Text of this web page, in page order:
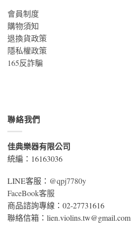
會員制度
購物須知
退換貨政策
隱私權政策
165反詐騙
聯絡我們
佳典樂器有限公司
統編：16163036
LINE客服： @qpj7780y
FaceBook客服
商品諮詢專線：02-27731616
聯絡信箱：lien.violins.tw@gmail.com